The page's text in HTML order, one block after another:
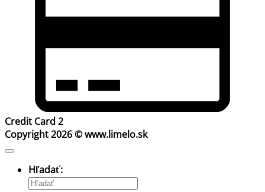
Credit Card 2
Copyright 2026 ©www.limelo.sk
Hľadať: